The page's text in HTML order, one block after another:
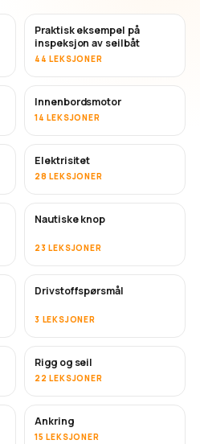
Praktisk eksempel på
inspeksjon av seilbåt
44 LEKSJONER
Innenbordsmotor
14 LEKSJONER
Elektrisitet
28 LEKSJONER
Nautiske knop
23 LEKSJONER
Drivstoffspørsmål
3 LEKSJONER
Rigg og seil
22 LEKSJONER
Ankring
15 LEKSJONER